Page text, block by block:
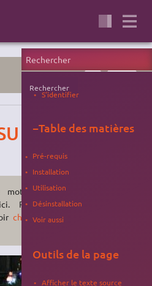
JEU ARCADE
moteur de
ici. Pour le
chromium-
Rechercher
S'identifier
−Table des matières
Pré-requis
Installation
Utilisation
Désinstallation
Voir aussi
Outils de la page
Afficher le texte source